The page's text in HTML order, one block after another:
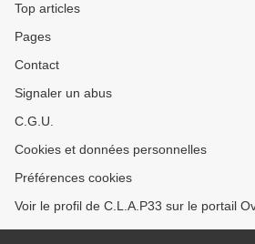
Top articles
Pages
Contact
Signaler un abus
C.G.U.
Cookies et données personnelles
Préférences cookies
Voir le profil de C.L.A.P33 sur le portail